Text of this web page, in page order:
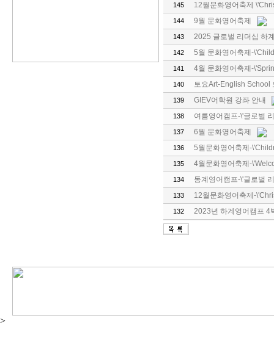
145 12월문화영어축제
144 9월 문화영어축제
143 2025 글로벌 리더십 하
142 5월 문화영어축제-
141 4월 문화영어축제-
140 토요Art-English School
139 GIEV어학원 강좌 안내
138 여름영어캠프-\'글로벌
137 6월 문화영어축제
136 5월문화영어축제-
135 4월문화영어축제-
134 동계영어캠프-\'글로벌
133 12월문화영어축제-
132 2023년 하계영어캠프 4
>